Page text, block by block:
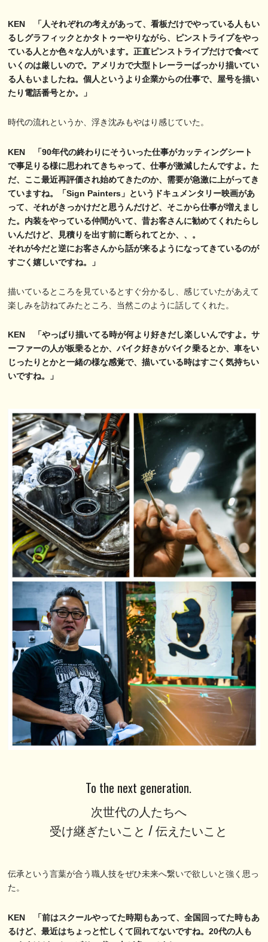
KEN 「人それぞれの考えがあって、看板だけでやっている人もい
るしグラフィックとかタトゥーやりながら、ピンストライプをやっ
ている人とか色々な人がいます。正直ピンストライプだけで食べて
いくのは厳しいので。アメリカで大型トレーラーばっかり描いてい
る人もいましたね。個人というより企業からの仕事で、屋号を描い
たり電話番号とか。」
時代の流れというか、浮き沈みもやはり感じていた。
KEN 「90年代の終わりにそういった仕事がカッティングシート
で事足りる様に思われてきちゃって、仕事が激減したんですよ。た
だ、ここ最近再評価され始めてきたのか、需要が急激に上がってき
ていますね。「Sign Painters」というドキュメンタリー映画があ
って、それがきっかけだと思うんだけど、そこから仕事が増えまし
た。内装をやっている仲間がいて、昔お客さんに勧めてくれたらし
いんだけど、見積りを出す前に断られてとか、、。
それが今だと逆にお客さんから話が来るようになってきているのが
すごく嬉しいですね。」
描いているところを見ているとすぐ分かるし、感じていたがあえて
楽しみを訪ねてみたところ、当然このように話してくれた。
KEN 「やっぱり描いてる時が何より好きだし楽しいんですよ。サ
ーファーの人が板乗るとか、バイク好きがバイク乗るとか、車をい
じったりとかと一緒の様な感覚で、描いている時はすごく気持ちい
いですね。」
To the next generation.
次世代の人たちへ
受け継ぎたいこと / 伝えたいこと
伝承という言葉が合う職人技をぜひ未来へ繋いで欲しいと強く思っ
た。
KEN 「前はスクールやってた時期もあって、全国回ってた時もあ
るけど、最近はちょっと忙しくて回れてないですね。20代の人も